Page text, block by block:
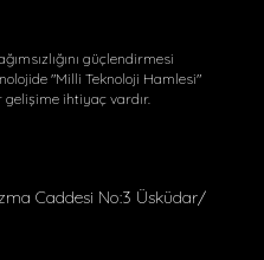
güçlendirmesi
"Milli Teknoloji Hamlesi"
ihtiyaç vardır.
Caddesi No:3 Üsküdar/